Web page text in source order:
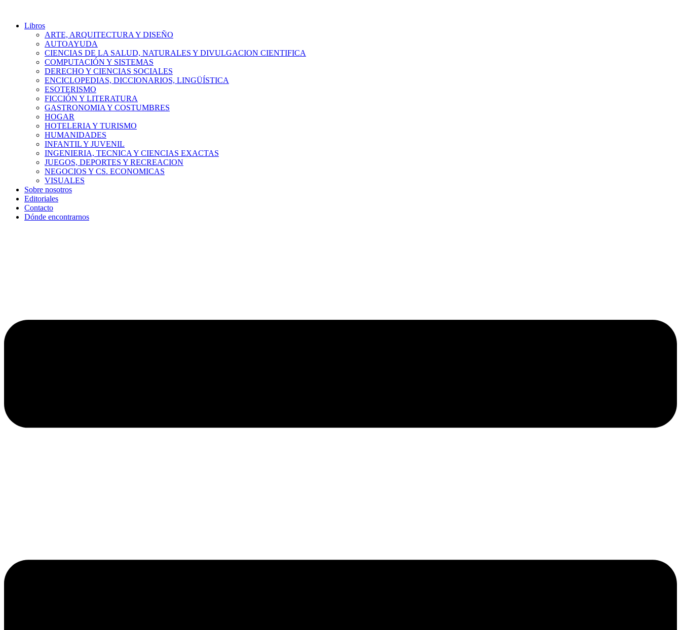
Libros
ARTE, ARQUITECTURA Y DISEÑO
AUTOAYUDA
CIENCIAS DE LA SALUD, NATURALES Y DIVULGACION CIENTIFICA
COMPUTACIÓN Y SISTEMAS
DERECHO Y CIENCIAS SOCIALES
ENCICLOPEDIAS, DICCIONARIOS, LINGÜÍSTICA
ESOTERISMO
FICCIÓN Y LITERATURA
GASTRONOMIA Y COSTUMBRES
HOGAR
HOTELERIA Y TURISMO
HUMANIDADES
INFANTIL Y JUVENIL
INGENIERIA, TECNICA Y CIENCIAS EXACTAS
JUEGOS, DEPORTES Y RECREACION
NEGOCIOS Y CS. ECONOMICAS
VISUALES
Sobre nosotros
Editoriales
Contacto
Dónde encontrarnos